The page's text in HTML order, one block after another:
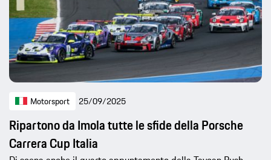
Motorsport 25/09/2025
Ripartono da Imola tutte le sfide della Porsche
Carrera Cup Italia